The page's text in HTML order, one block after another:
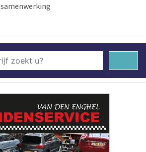
samenwerking